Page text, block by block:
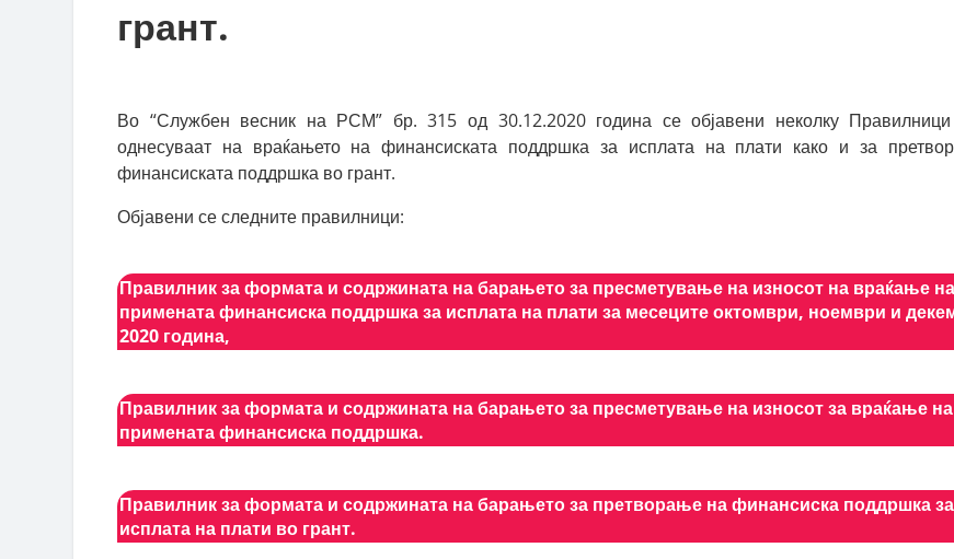
грант.
Во “Службен весник на РСМ” бр. 315 од 30.12.2020 година се објавени неколку
однесуваат на враќањето на финансиската поддршка за исплата на плати како и за
финансиската поддршка во грант.
Објавени се следните правилници:
Правилник за формата и содржината на барањето за пресметување на износот на враќање на
примената финансиска поддршка за исплата на плати за месеците октомври, ноември и
2020 година,
Правилник за формата и содржината на барањето за пресметување на износот за враќање на
примената финансиска поддршка.
Правилник за формата и содржината на барањето за претворање на финансиска поддршка за
исплата на плати во грант.